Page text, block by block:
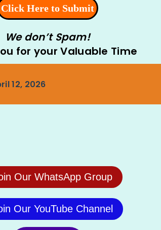
We don’t Spam!
for your Valuable Time
12, 2026
Our WhatsApp Group
Our YouTube Channel